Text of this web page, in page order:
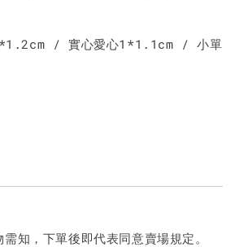
/ 實心愛心1*1.1cm / 小單
知，下單後即代表同意賣場規定。